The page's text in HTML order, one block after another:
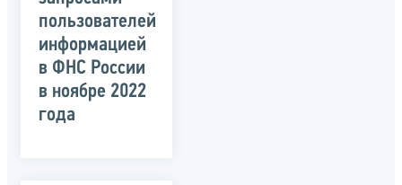
пользователей
информацией
в ФНС России
в ноябре 2022
года